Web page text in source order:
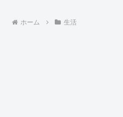
ホーム 生活